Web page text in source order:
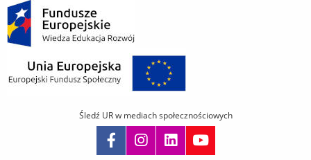
Śledź UR w mediach społecznościowych